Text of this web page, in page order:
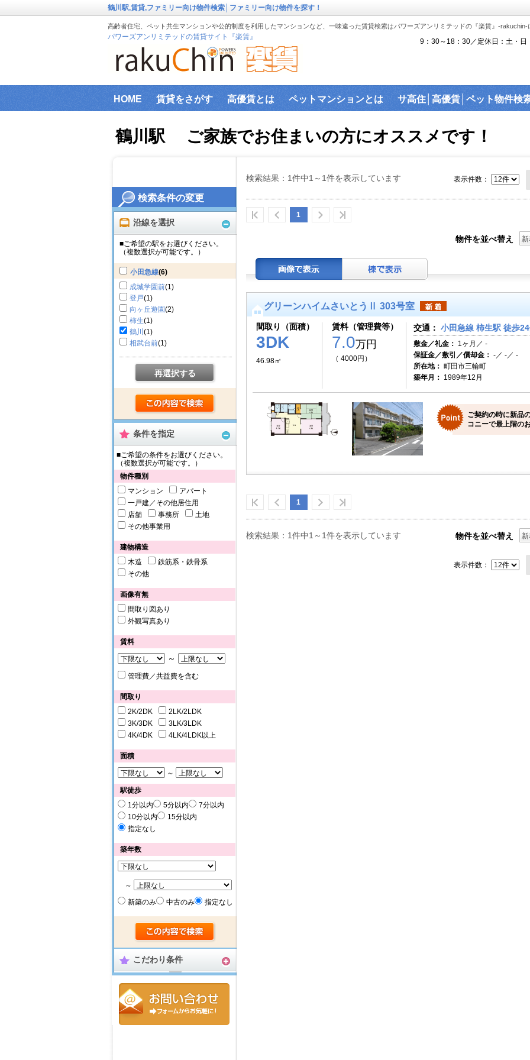
検索条件の変更
沿線を選択
■ご希望の駅をお選びください。
（複数選択が可能です。）
小田急線(6)
成城学園前(1)
登戸(1)
向ヶ丘遊園(2)
柿生(1)
鶴川 (1)
相武台前(1)
再選択する
条件を指定
■ご希望の条件をお選びください。
（複数選択が可能です。）
物件種別
マンション
アパート
一戸建／その他居住用
店舗
事務所
土地
その他事業用
建物構造
木造
鉄筋系・鉄骨系
その他
画像有無
間取り図あり
外観写真あり
賃料
～
管理費／共益費を含む
間取り
2K/2DK
2LK/2LDK
3K/3DK
3LK/3LDK
4K/4DK
4LK/4LDK以上
面積
～
駅徒歩
1分以内
5分以内
7分以内
10分以内
15分以内
指定なし
築年数
～
新築のみ
中古のみ 指定なし
こだわり条件
鶴川駅,賃貸,ファミリー向け物件検索│ファミリー向け物件を探す！
高齢者住宅、ペット共生マンションや公的制度を利用したマンションなど、一味違った賃貸検索はパワーズアンリミテッドの『楽賃』-rakuchin-
パワーズアンリミテッドの賃貸サイト『楽賃』
9：30～18：30／定休日：土・日
HOME 賃貸をさがす 高優賃とは ペットマンションとは サ高住│高優賃│ペット物件検
『楽賃』賃貸物件エリアから検索 『楽賃』賃貸物件沿線から検索
インターネット設備事前確認サービス│賃貸建物で利用可能なネットを調査！ 建物ライブラリ
横浜市高齢者向け地域優良賃貸住宅
鶴川駅 ご家族でお住まいの方にオススメです！
検索結果：1件中1～1件を表示しています
1
表示件数：
物件を並べ替え
グリーンハイムさいとうⅡ 303号室
間取り（面積）
3DK
46.98㎡
賃料（管理費等）
7.0万円
（ 4000円）
交通： 小田急線 柿生駅 徒歩
敷金／礼金： 1ヶ月／ -
保証金／敷引／償却金： -／ -／ -
所在地： 町田市三輪町
築年月： 1989年12月
ご契約の時に新品
コニーで最上階の
物件を並べ替え
1
表示件数：
検索結果：1件中1～1件を表示しています